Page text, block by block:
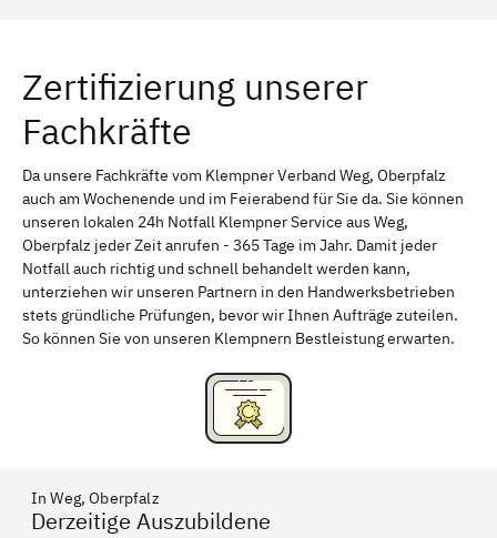
Erlangen Bamberg
Bayreuth
Schweinfurt Passau
Freising Rudelsdorf, Mittelfranken
Zertifizierung unserer
Fachkräfte
Da unsere Fachkräfte vom Klempner Verband Weg, Oberpfalz
auch am Wochenende und im Feierabend für Sie da. Sie können
unseren lokalen 24h Notfall Klempner Service aus Weg,
Oberpfalz jeder Zeit anrufen - 365 Tage im Jahr. Damit jeder
Notfall auch richtig und schnell behandelt werden kann,
unterziehen wir unseren Partnern in den Handwerksbetrieben
stets gründliche Prüfungen, bevor wir Ihnen Aufträge zuteilen.
So können Sie von unseren Klempnern Bestleistung erwarten.
In Weg, Oberpfalz
Derzeitige Auszubildene